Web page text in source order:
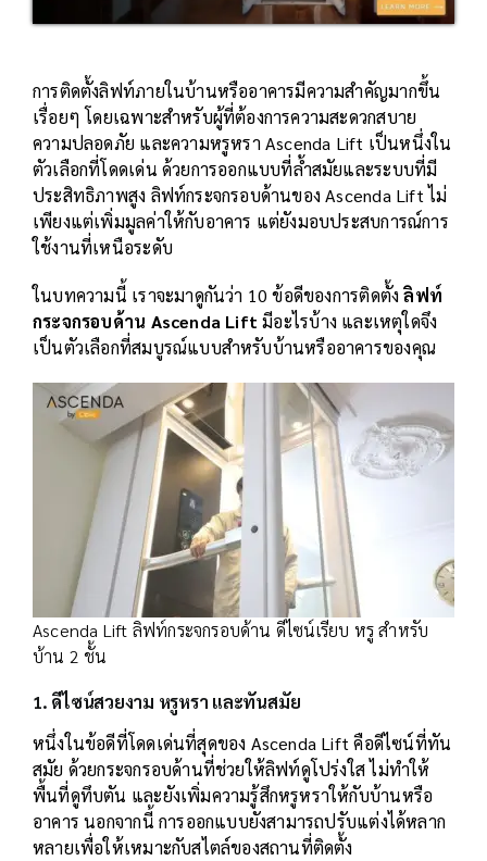
การติดตั้งลิฟท์ภายในบ้านหรืออาคารมีความสำคัญมากขึ้น
เรื่อยๆ โดยเฉพาะสำหรับผู้ที่ต้องการความสะดวกสบาย
ความปลอดภัย และความหรูหรา Ascenda Lift เป็นหนึ่งใน
ตัวเลือกที่โดดเด่น ด้วยการออกแบบที่ล้ำสมัยและระบบที่มี
ประสิทธิภาพสูง ลิฟท์กระจกรอบด้านของ Ascenda Lift ไม่
เพียงแต่เพิ่มมูลค่าให้กับอาคาร แต่ยังมอบประสบการณ์การ
ใช้งานที่เหนือระดับ
ในบทความนี้ เราจะมาดูกันว่า 10 ข้อดีของการติดตั้งลิฟท์
กระจกรอบด้าน Ascenda Lift มีอะไรบ้าง และเหตุใดจึง
เป็นตัวเลือกที่สมบูรณ์แบบสำหรับบ้านหรืออาคารของคุณ
Ascenda Lift ลิฟท์กระจกรอบด้าน ดีไซน์เรียบ หรู สำหรับ
บ้าน 2 ชั้น
1. ดีไซน์สวยงาม หรูหรา และทันสมัย
หนึ่งในข้อดีที่โดดเด่นที่สุดของ Ascenda Lift คือดีไซน์ที่ทัน
สมัย ด้วยกระจกรอบด้านที่ช่วยให้ลิฟท์ดูโปร่งใส ไม่ทำให้
พื้นที่ดูทึบตัน และยังเพิ่มความรู้สึกหรูหราให้กับบ้านหรือ
อาคาร นอกจากนี้ การออกแบบยังสามารถปรับแต่งได้หลาก
หลายเพื่อให้เหมาะกับสไตล์ของสถานที่ติดตั้ง